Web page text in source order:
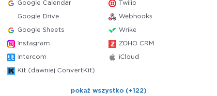
Google Calendar Twilio
Google Drive Webhooks
Google Sheets Wrike
Instagram ZOHO CRM
Intercom iCloud
Kit (dawniej ConvertKit)
pokaż wszystko (+122)